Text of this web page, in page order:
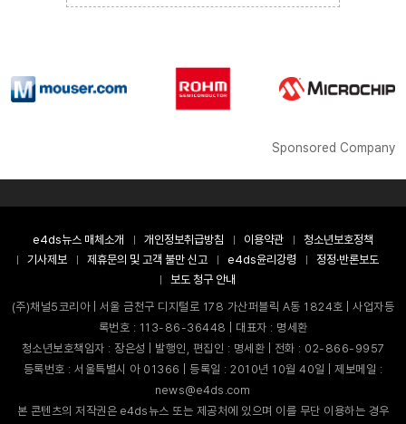
Sponsored Company
e4ds뉴스 매체소개 개인정보취급방침 이용약관
청소년보호정책
기사제보
제휴문의 및 고객 불만 신고 e4ds윤리강령
정정·반론보도
보도 청구 안내
(주)채널5코리아 | 서울 금천구 디지털로 178 가산퍼블릭 A동 1824호 | 사업자등
록번호 : 113-86-36448 | 대표자 : 명세환
청소년보호책임자 : 장은성 | 발행인, 편집인 : 명세환 | 전화 : 02-866-9957
등록번호 : 서울특별시 아 01366 | 등록일 : 2010년 10월 40일 | 제보메일 :
news@e4ds.com
본 콘텐츠의 저작권은 e4ds뉴스 또는 제공처에 있으며 이를 무단 이용하는 경우